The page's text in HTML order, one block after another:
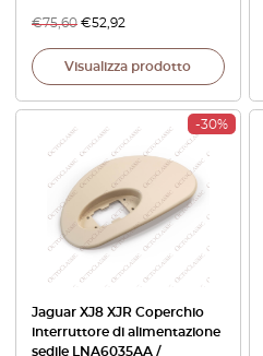
€75,60 €52,92
Visualizza prodotto
-30%
Jaguar XJ8 XJR Coperchio
interruttore di alimentazione
sedile LNA6035AA /